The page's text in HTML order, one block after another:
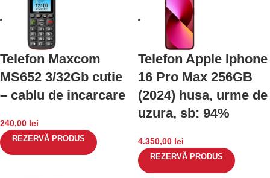
Telefon Maxcom
MS652 3/32Gb cutie
– cablu de incarcare
240,00 lei
REZERVĂ PRODUS
Telefon Apple Iphone
16 Pro Max 256GB
(2024) husa, urme de
uzura, sb: 94%
4.350,00 lei
REZERVĂ PRODUS